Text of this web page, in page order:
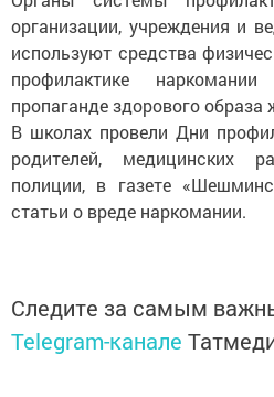
организации, учреждения и
используют средства
профилактике
пропаганде здорового образа
В школах провели Дни
родителей, медицинских
полиции, в газете
статьи о вреде наркомании.
Следите за самым
Telegram-канале